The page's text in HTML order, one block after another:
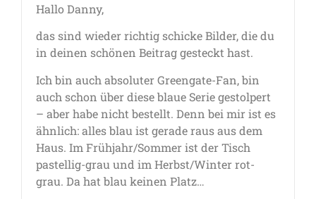
Hallo Danny,
das sind wieder richtig schicke Bilder, die du
in deinen schönen Beitrag gesteckt hast.
Ich bin auch absoluter Greengate-Fan, bin
auch schon über diese blaue Serie gestolpert
– aber habe nicht bestellt. Denn bei mir ist es
ähnlich: alles blau ist gerade raus aus dem
Haus. Im Frühjahr/Sommer ist der Tisch
pastellig-grau und im Herbst/Winter rot-
grau. Da hat blau keinen Platz…